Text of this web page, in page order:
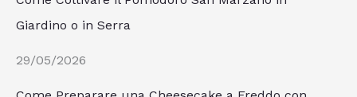
Giardino o in Serra
29/05/2026